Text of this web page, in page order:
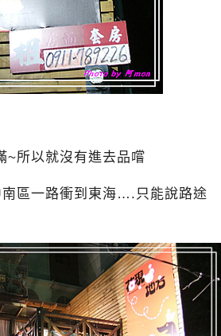
~所以就沒有進去品嚐
區一路衝到東海….只能說路途